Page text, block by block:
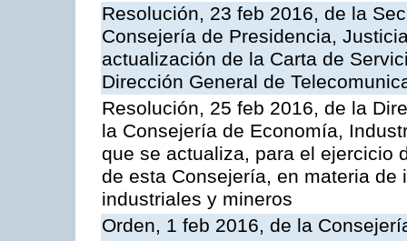
Resolución, 23 feb 2016, de la
Consejería de Presidencia,
actualización de la Carta de
Dirección General de
Resolución, 25 feb 2016, de la
la Consejería de Economía,
que se actualiza, para el ejercicio
de esta Consejería, en materia
industriales y mineros
Orden, 1 feb 2016, de la